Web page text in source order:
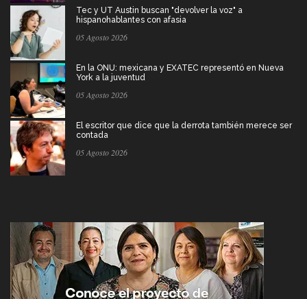
Tec y UT Austin buscan "devolver la voz" a
hispanohablantes con afasia
05 Agosto 2026
En la ONU: mexicana y EXATEC representó en Nueva
York a la juventud
05 Agosto 2026
El escritor que dice que la derrota también merece ser
contada
05 Agosto 2026